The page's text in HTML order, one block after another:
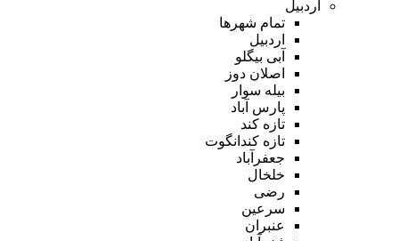
اردبیل
تمام شهر‌ها
اردبیل
آبی بیگلو
اصلان دوز
بیله سوار
پارس آباد
تازه کند
تازه کندانگوت
جعفرآباد
خلخال
رضی
سرعین
عنبران